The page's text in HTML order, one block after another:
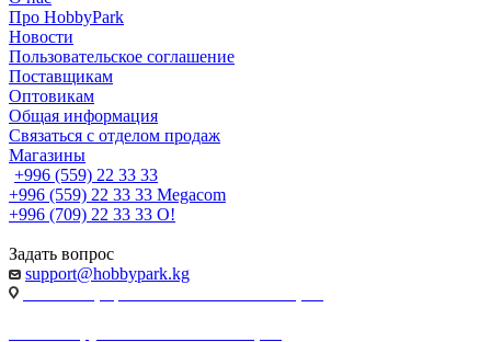
Про HobbyPark
Новости
Пользовательское соглашение
Поставщикам
Оптовикам
Общая информация
Связаться с отделом продаж
Магазины
+996 (559) 22 33 33
+996 (559) 22 33 33 Megacom
+996 (709) 22 33 33 O!
Задать вопрос
support@hobbypark.kg